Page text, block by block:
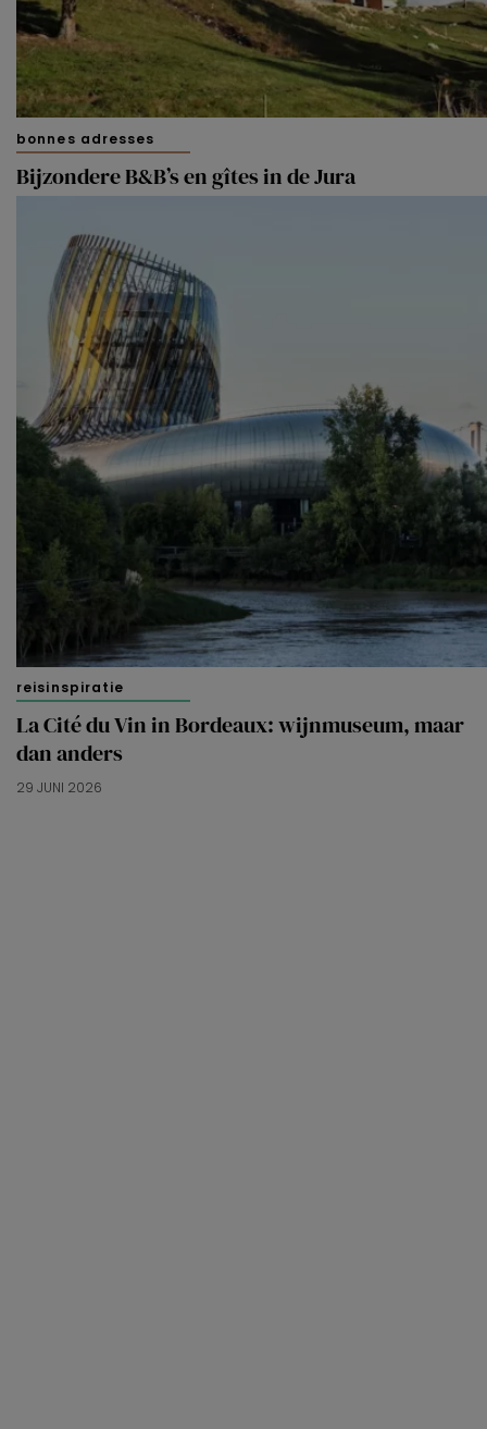
bonnes adresses
Bijzondere B&B’s en gîtes in de Jura
reisinspiratie
La Cité du Vin in Bordeaux: wijnmuseum, maar
dan anders
29 JUNI 2026